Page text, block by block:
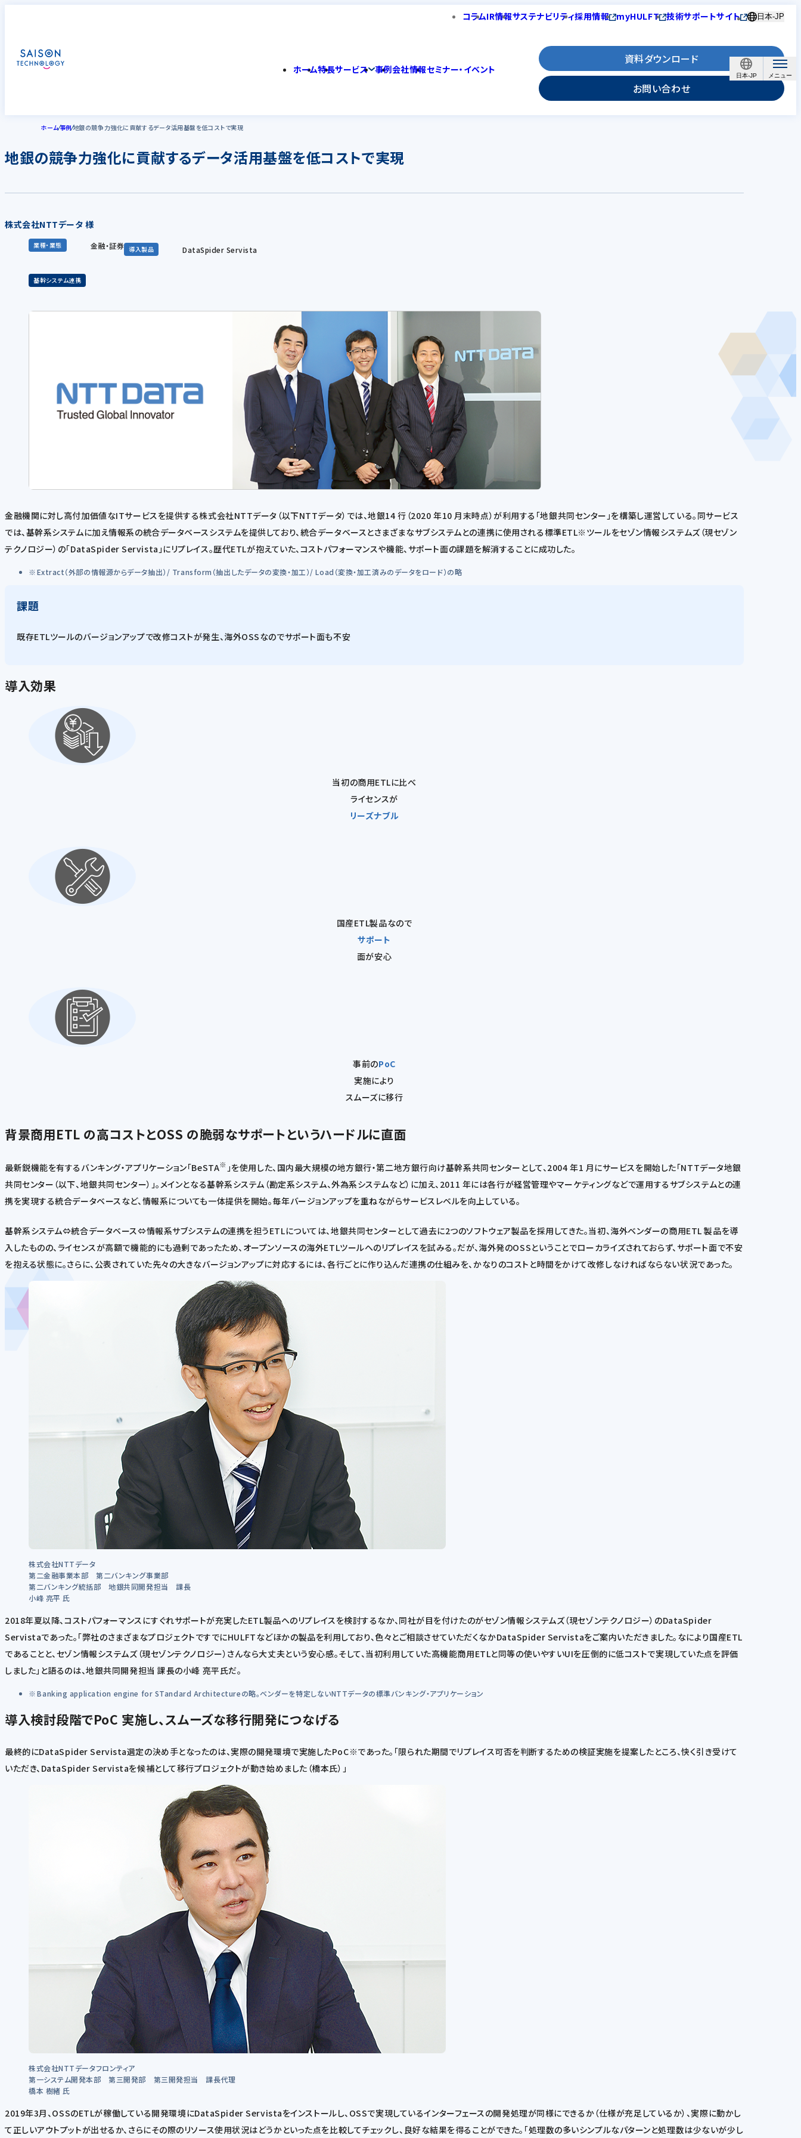
日本-JP
コラムIR情報サステナビリティ採用情報 myHULFT 技術サポートサイト 日本-JP
ホーム特長サービス 事例会社情報セミナー・イベント
資料ダウンロード
お問い合わせ
ホーム事例地銀の競争力強化に貢献するデータ活用基盤を低コストで実現
地銀の競争力強化に貢献するデータ活用基盤を低コストで実現
株式会社NTTデータ 様
業種・業態 金融・証券 導入製品 DataSpider Servista
基幹システム連携
金融機関に対し高付加価値なITサービスを提供する株式会社NTTデータ（以下NTTデータ）では、地銀14 行（2020 年10 月末時点）が利用する「地銀共同センター」を構築し運営している。同サービス
では、基幹系システムに加え情報系の統合データベースシステムを提供しており、統合データベースとさまざまなサブシステムとの連携に使用される標準ETL※ツールをセゾン情報システムズ（現セゾン
テクノロジー）の「DataSpider Servista」にリプレイス。歴代ETLが抱えていた、コストパフォーマンスや機能、サポート面の課題を解消することに成功した。
Extract（外部の情報源からデータ抽出）/ Transform（抽出したデータの変換・加工）/ Load（変換・加工済みのデータをロード）の略
課題
既存ETLツールのバージョンアップで改修コストが発生、海外OSSなのでサポート面も不安
導入効果
当初の商用ETLに比べ
ライセンスが
リーズナブル
国産ETL製品なので
サポート
面が安心
事前のPoC
実施により
スムーズに移行
背景商用ETL の高コストとOSS の脆弱なサポートというハードルに直面
最新鋭機能を有するバンキング・アプリケーション「BeSTA※ 」を使用した、国内最大規模の地方銀行・第二地方銀行向け基幹系共同センターとして、2004 年1 月にサービスを開始した「NTTデータ地銀
共同センター（以下、地銀共同センター）」。メインとなる基幹系システム（勘定系システム、外為系システムなど）に加え、2011 年には各行が経営管理やマーケティングなどで運用するサブシステムとの連
携を実現する統合データベースなど、情報系についても一体提供を開始。毎年バージョンアップを重ねながらサービスレベルを向上している。
基幹系システム⇔統合データベース⇔情報系サブシステムの連携を担うETLについては、地銀共同センターとして過去に2つのソフトウェア製品を採用してきた。当初、海外ベンダーの商用ETL 製品を導
入したものの、ライセンスが高額で機能的にも過剰であったため、オープンソースの海外ETLツールへのリプレイスを試みる。だが、海外発のOSSということでローカライズされておらず、サポート面で不安
を抱える状態に。さらに、公表されていた先々の大きなバージョンアップに対応するには、各行ごとに作り込んだ連携の仕組みを、かなりのコストと時間をかけて改修しなければならない状況であった。
株式会社NTTデータ
第二金融事業本部 第二バンキング事業部
第二バンキング統括部 地銀共同開発担当 課長
小峰 亮平 氏
2018年夏以降、コストパフォーマンスにすぐれサポートが充実したETL製品へのリプレイスを検討するなか、同社が目を付けたのがセゾン情報システムズ（現セゾンテクノロジー）のDataSpider
Servistaであった。「弊社のさまざまなプロジェクトですでにHULFTなどほかの製品を利用しており、色々とご相談させていただくなかDataSpider Servistaをご案内いただきました。なにより国産ETL
であることと、セゾン情報システムズ（現セゾンテクノロジー）さんなら大丈夫という安心感。そして、当初利用していた高機能商用ETLと同等の使いやすいUIを圧倒的に低コストで実現していた点を評価
しました」と語るのは、地銀共同開発担当 課長の小峰 亮平氏だ。
Banking application engine for STandard Architectureの略。ベンダーを特定しないNTTデータの標準バンキング・アプリケーション
導入検討段階でPoC 実施し、スムーズな移行開発につなげる
最終的にDataSpider Servista選定の決め手となったのは、実際の開発環境で実施したPoC※であった。「限られた期間でリプレイス可否を判断するための検証実施を提案したところ、快く引き受けて
いただき、DataSpider Servistaを候補として移行プロジェクトが動き始めました（橋本氏）」
株式会社NTTデータフロンティア
第一システム開発本部 第三開発部 第三開発担当 課長代理
橋本 樹緒 氏
2019年3月、OSSのETLが稼働している開発環境にDataSpider Servistaをインストールし、OSSで実現しているインターフェースの開発処理が同様にできるか（仕様が充足しているか）、実際に動かし
て正しいアウトプットが出せるか、さらにその際のリソース使用状況はどうかといった点を比較してチェックし、良好な結果を得ることができた。「処理数の多いシンプルなパターンと処理数は少ないが少し